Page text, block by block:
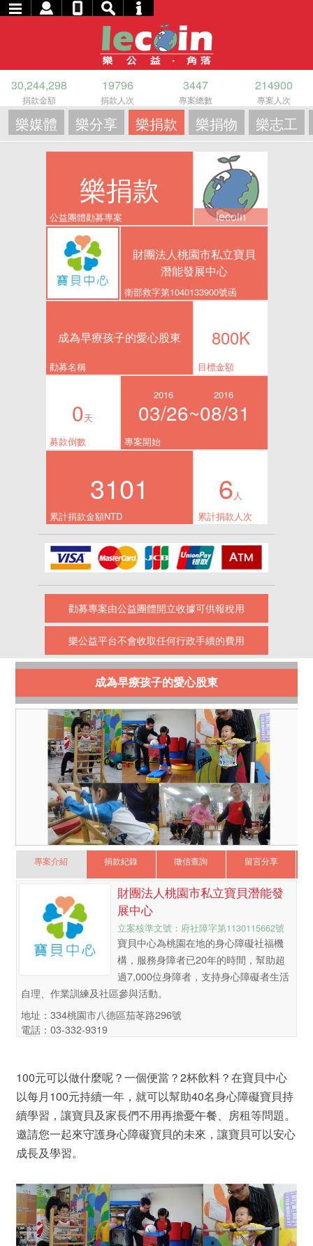
30,244,298
捐款金額
19796
捐款人次
3447
專案總數
214900
專案人次
樂媒體 樂分享 樂捐款 樂捐物 樂志工
樂捐款
公益團體勸募專案 lecoin
財團法人桃園市私立寶貝
潛能發展中心
衛部救字第1040133900號函
成為早療孩子的愛心股東
勸募名稱
800K
目標金額
0天
募款倒數
2016
03/26~
2016
08/31
專案開始
3101
累計捐款金額NTD
6人
累計捐款人次
勸募專案由公益團體開立收據可供報稅用
樂公益平台不會收取任何行政手續的費用
成為早療孩子的愛心股東
專案介紹 捐款紀錄 徵信查詢 留言分享
財團法人桃園市私立寶貝潛能發
展中心
立案核準文號：府社障字第1130115662號
寶貝中心為桃園在地的身心障礙社福機
構，服務身障者已20年的時間，幫助超
過7,000位身障者，支持身心障礙者生活
自理、作業訓練及社區參與活動。
地址：334桃園市八德區茄苳路296號
電話：03-332-9319
100元可以做什麼呢？一個便當？2杯飲料？在寶貝中心
以每月100元持續一年，就可以幫助40名身心障礙寶貝持
續學習，讓寶貝及家長們不用再擔憂午餐、房租等問題。
邀請您一起來守護身心障礙寶貝的未來，讓寶貝可以安心
成長及學習。